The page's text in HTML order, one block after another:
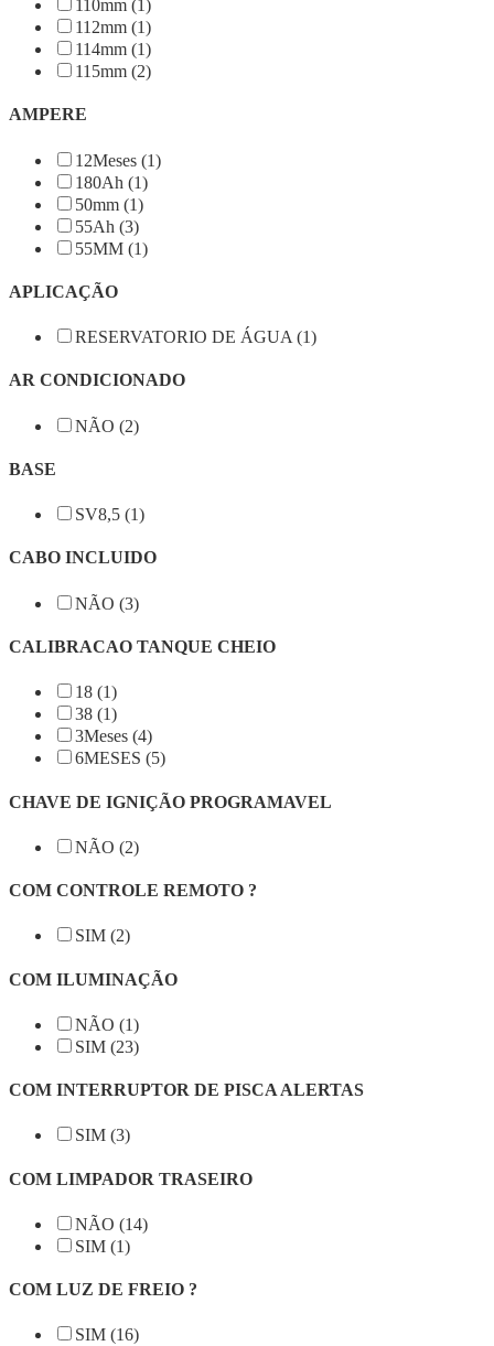
110mm (1)
112mm (1)
114mm (1)
115mm (2)
AMPERE
12Meses (1)
180Ah (1)
50mm (1)
55Ah (3)
55MM (1)
APLICAÇÃO
RESERVATORIO DE ÁGUA (1)
AR CONDICIONADO
NÃO (2)
BASE
SV8,5 (1)
CABO INCLUIDO
NÃO (3)
CALIBRACAO TANQUE CHEIO
18 (1)
38 (1)
3Meses (4)
6MESES (5)
CHAVE DE IGNIÇÃO PROGRAMAVEL
NÃO (2)
COM CONTROLE REMOTO ?
SIM (2)
COM ILUMINAÇÃO
NÃO (1)
SIM (23)
COM INTERRUPTOR DE PISCA ALERTAS
SIM (3)
COM LIMPADOR TRASEIRO
NÃO (14)
SIM (1)
COM LUZ DE FREIO ?
SIM (16)